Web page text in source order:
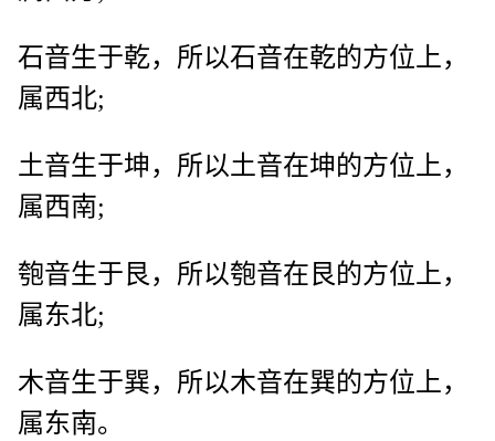
石音生于乾，所以石音在乾的方位上，
属西北;
土音生于坤，所以土音在坤的方位上，
属西南;
匏音生于艮，所以匏音在艮的方位上，
属东北;
木音生于巽，所以木音在巽的方位上，
属东南。